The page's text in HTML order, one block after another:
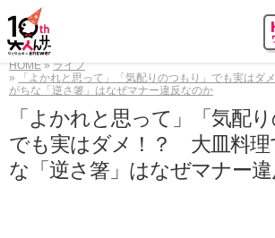
HOME
ライフ
「よかれと思って」「気配りのつもり」でも実はダ
がちな「逆さ箸」はなぜマナー違反なのか
「よかれと思って」「気配り
でも実はダメ！？ 大皿料理
な「逆さ箸」はなぜマナー